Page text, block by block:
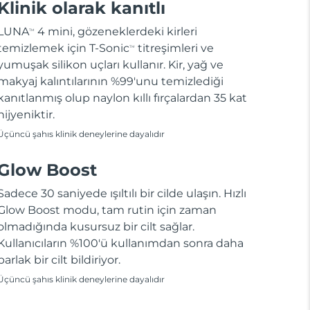
olarak kanıtlı
TM
4 mini, gözeneklerdeki kirleri
için T-SonicTM
titreşimleri ve
silikon uçları kullanır. Kir, yağ ve
kalıntılarının %99'unu temizlediği
olup naylon kıllı fırçalardan 35 kat
şahıs klinik deneylerine dayalıdır
Boost
30 saniyede ışıltılı bir cilde ulaşın. Hızlı
Boost modu, tam rutin için zaman
kusursuz bir cilt sağlar.
%100'ü kullanımdan sonra daha
bir cilt bildiriyor.
şahıs klinik deneylerine dayalıdır